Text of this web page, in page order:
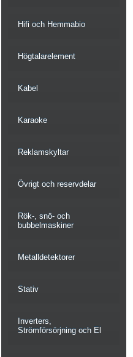
Hifi och Hemmabio
Högtalarelement
Kabel
Karaoke
Reklamskyltar
Övrigt och reservdelar
Rök-, snö- och
bubbelmaskiner
Metalldetektorer
Stativ
Inverters,
Strömförsörjning och El